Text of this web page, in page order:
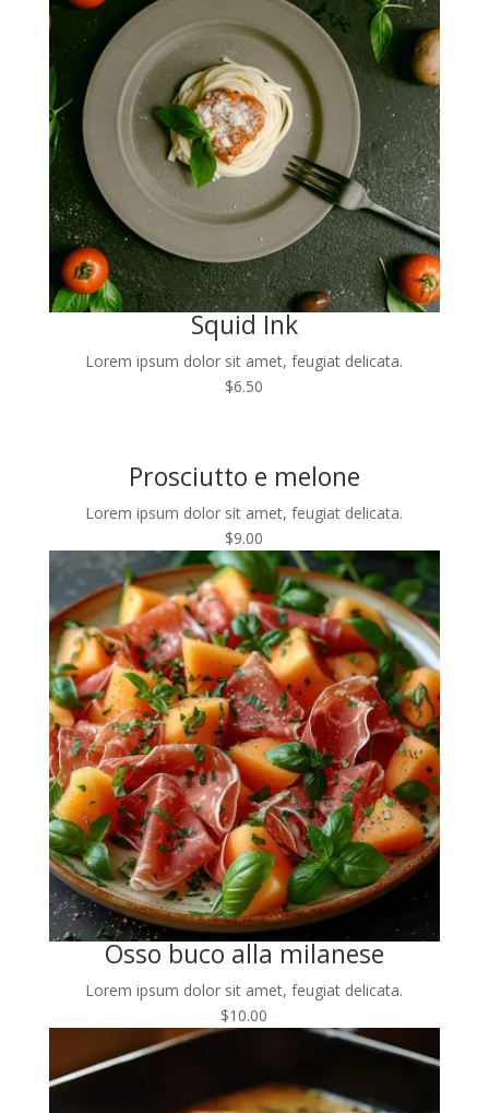
Squid Ink
Lorem ipsum dolor sit amet, feugiat delicata.
$6.50
Prosciutto e melone
Lorem ipsum dolor sit amet, feugiat delicata.
$9.00
Osso buco alla milanese
Lorem ipsum dolor sit amet, feugiat delicata.
$10.00